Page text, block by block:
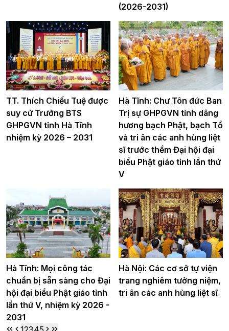
(2026-2031)
TT. Thích Chiếu Tuệ được
suy cử Trưởng BTS
GHPGVN tỉnh Hà Tĩnh
nhiệm kỳ 2026 – 2031
Hà Tĩnh: Chư Tôn đức Ban
Trị sự GHPGVN tỉnh dâng
hương bạch Phật, bạch Tổ
và tri ân các anh hùng liệt
sĩ trước thềm Đại hội đại
biểu Phật giáo tỉnh lần thứ
V
Hà Tĩnh: Mọi công tác
chuẩn bị sẵn sàng cho Đại
hội đại biểu Phật giáo tỉnh
lần thứ V, nhiệm kỳ 2026 -
2031
Hà Nội: Các cơ sở tự viện
trang nghiêm tưởng niệm,
tri ân các anh hùng liệt sĩ